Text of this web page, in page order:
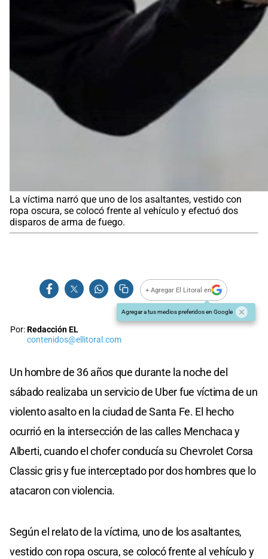
La víctima narró que uno de los asaltantes, vestido con
ropa oscura, se colocó frente al vehículo y efectuó dos
disparos de arma de fuego.
+ Agregar El Litoral en
Agregar a tus medios preferidos en Google
Por:Redacción EL
contenidos@ellitoral.com
Un hombre de 36 años que durante la noche del
sábado realizaba un servicio de Uber fue víctima de un
violento asalto en la ciudad de Santa Fe. El hecho
ocurrió en la intersección de las calles Menchaca y
Alberti, cuando el chofer conducía su Chevrolet Corsa
Classic gris y fue interceptado por dos hombres que lo
atacaron con violencia.
Según el relato de la víctima, uno de los asaltantes,
vestido con ropa oscura, se colocó frente al vehículo y